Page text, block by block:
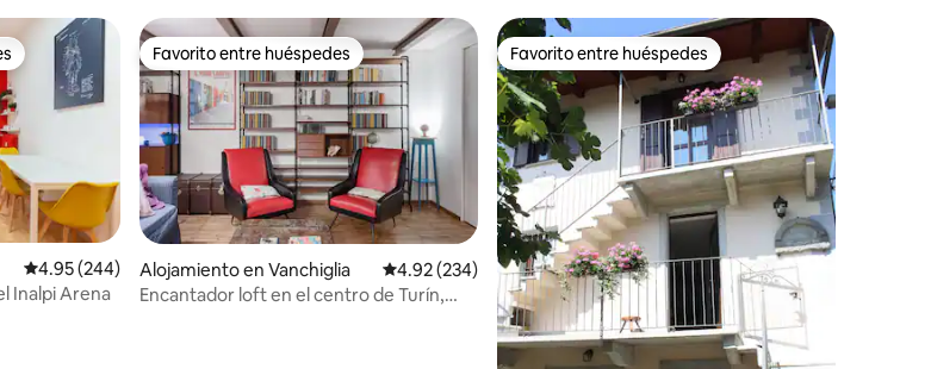
Calificación promedio: 4.95 de 5, 244 reseñas
4.95 (244)
Inalpi Arena
Favorito entre huéspedes
Favorito entre huéspedes
Alojamiento en Vanchiglia Calificación promedio: 4.92 de 5, 234 reseñas
4.92 (234)
Encantador loft en el centro de Turín,
Favorito entre huéspedes
Favorito entre huéspedes